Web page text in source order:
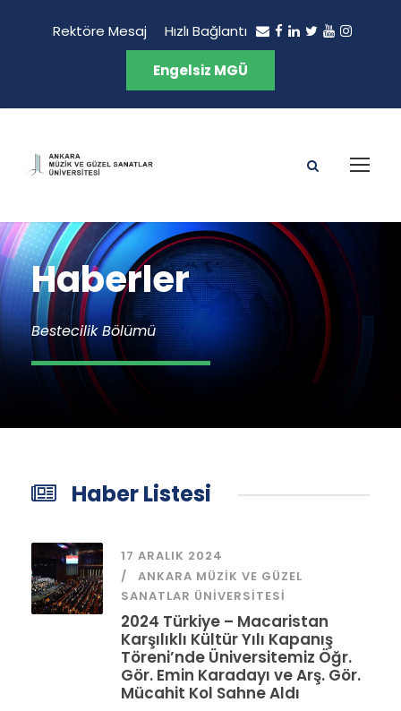
Rektöre Mesaj Hızlı Bağlantı
Engelsiz MGÜ
Haberler
Bestecilik Bölümü
Haber Listesi
17 ARALIK 2024
ANKARA MÜZIK VE GÜZEL
SANATLAR ÜNIVERSITESI
2024 Türkiye – Macaristan
Karşılıklı Kültür Yılı Kapanış
Töreni’nde Üniversitemiz Öğr.
Gör. Emin Karadayı ve Arş. Gör.
Mücahit Kol Sahne Aldı